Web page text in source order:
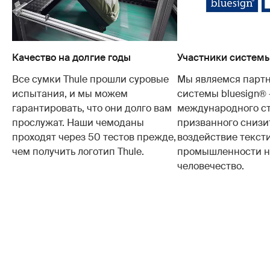
Качество на долгие годы
Все сумки Thule прошли суровые
испытания, и мы можем
гарантировать, что они долго вам
прослужат. Наши чемоданы
проходят через 50 тестов прежде,
чем получить логотип Thule.
Участники
Мы являемся
системы bluesign®
международного
призванного
воздействие
промышленности
человечество.